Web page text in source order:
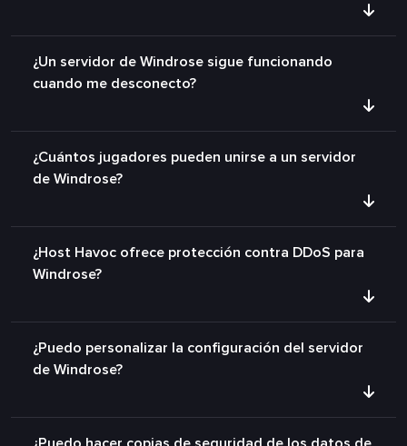
¿Un servidor de Windrose sigue funcionando
cuando me desconecto?
¿Cuántos jugadores pueden unirse a un servidor
de Windrose?
¿Host Havoc ofrece protección contra DDoS para
Windrose?
¿Puedo personalizar la configuración del servidor
de Windrose?